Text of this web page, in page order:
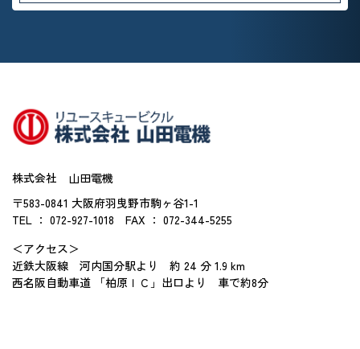
株式会社 山田電機
〒583-0841 大阪府羽曳野市駒ヶ谷1-1
TEL ： 072-927-1018 FAX ： 072-344-5255
＜アクセス＞
近鉄大阪線 河内国分駅より 約 24 分 1.9 km
西名阪自動車道 「柏原ＩＣ」出口より 車で約8分